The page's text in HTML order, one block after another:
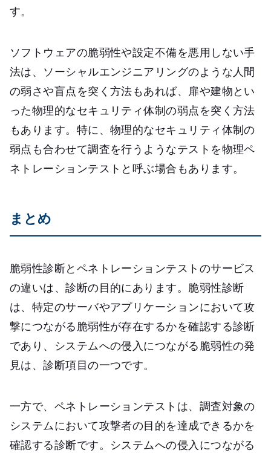
す。
ソフトウェアの脆弱性や設定不備を悪用しない手
法は、ソーシャルエンジニアリングのような人間
の弱さや盲点を突く方法もあれば、扉や建物とい
った物理的なセキュリティ体制の弱点を突く方法
もあります。特に、物理的なセキュリティ体制の
弱点も合わせて調査を行うようなテストを物理ペ
ネトレーションテストと呼ぶ場合もあります。
まとめ
脆弱性診断とペネトレーションテストのサービス
の違いは、診断の目的にあります。脆弱性診断
は、特定のサーバやアプリケーションにおいて攻
撃につながる脆弱性が存在するかを確認する診断
であり、システムへの侵入につながる脆弱性の発
見は、診断項目の一つです。
一方で、ペネトレーションテストは、調査対象の
システムにおいて攻撃者の目的を達成できるかを
確認する診断です。システムへの侵入につながる